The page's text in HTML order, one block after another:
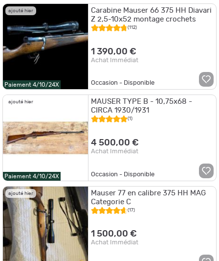
ajouté hier
Paiement 4/10/24X
Carabine Mauser 66 375 HH Diavari
Z 2,5-10x52 montage crochets
(112)
1 390,00 €
Achat Immédiat
Occasion - Disponible
ajouté hier
Paiement 4/10/24X
MAUSER TYPE B - 10,75x68 -
CIRCA 1930/1931
(1)
4 500,00 €
Achat Immédiat
Occasion - Disponible
ajouté hier
Mauser 77 en calibre 375 HH MAG
Categorie C
(17)
1 500,00 €
Achat Immédiat